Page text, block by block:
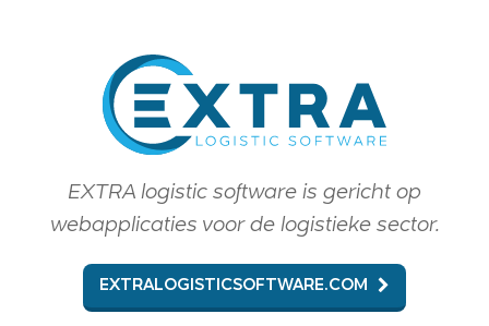
EXTRA logistic software is gericht op
webapplicaties voor de logistieke sector.
EXTRALOGISTICSOFTWARE.COM